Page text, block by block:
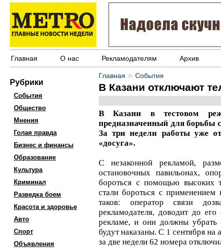
Главная О нас Рекламодателям Архив
Рубрики
События
Общество
Мнения
Голая правда
Бизнес и финансы
Образование
Культура
Криминал
Разведка боем
Красота и здоровье
Авто
Спорт
Объявления
Главная » События
В Казани отключают
В Казани в тестовом
предназначенный для борьбы
За три недели работы уже
«досуга».
С незаконной рекламой,
остановочных павильонах,
бороться с помощью высоких
стали бороться с
таков: оператор связи
рекламодателя, доводит до
рекламе, и они должны убрать
будут наказаны. С 1 сентября на
за две недели 62 номера